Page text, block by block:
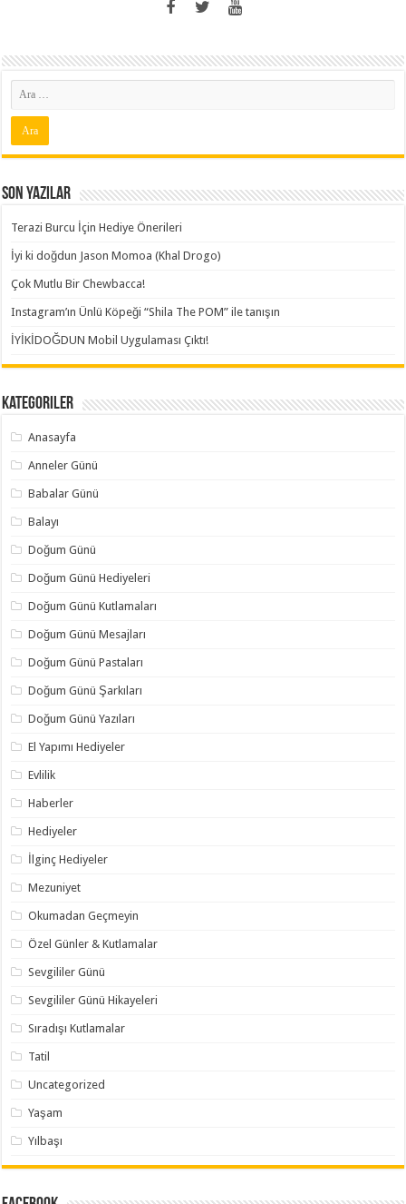
Son Yazılar
Terazi Burcu İçin Hediye Önerileri
İyi ki doğdun Jason Momoa (Khal Drogo)
Çok Mutlu Bir Chewbacca!
Instagram’ın Ünlü Köpeği “Shila The POM” ile tanışın
İYİKİDOĞDUN Mobil Uygulaması Çıktı!
Kategoriler
Anasayfa
Anneler Günü
Babalar Günü
Balayı
Doğum Günü
Doğum Günü Hediyeleri
Doğum Günü Kutlamaları
Doğum Günü Mesajları
Doğum Günü Pastaları
Doğum Günü Şarkıları
Doğum Günü Yazıları
El Yapımı Hediyeler
Evlilik
Haberler
Hediyeler
İlginç Hediyeler
Mezuniyet
Okumadan Geçmeyin
Özel Günler & Kutlamalar
Sevgililer Günü
Sevgililer Günü Hikayeleri
Sıradışı Kutlamalar
Tatil
Uncategorized
Yaşam
Yılbaşı